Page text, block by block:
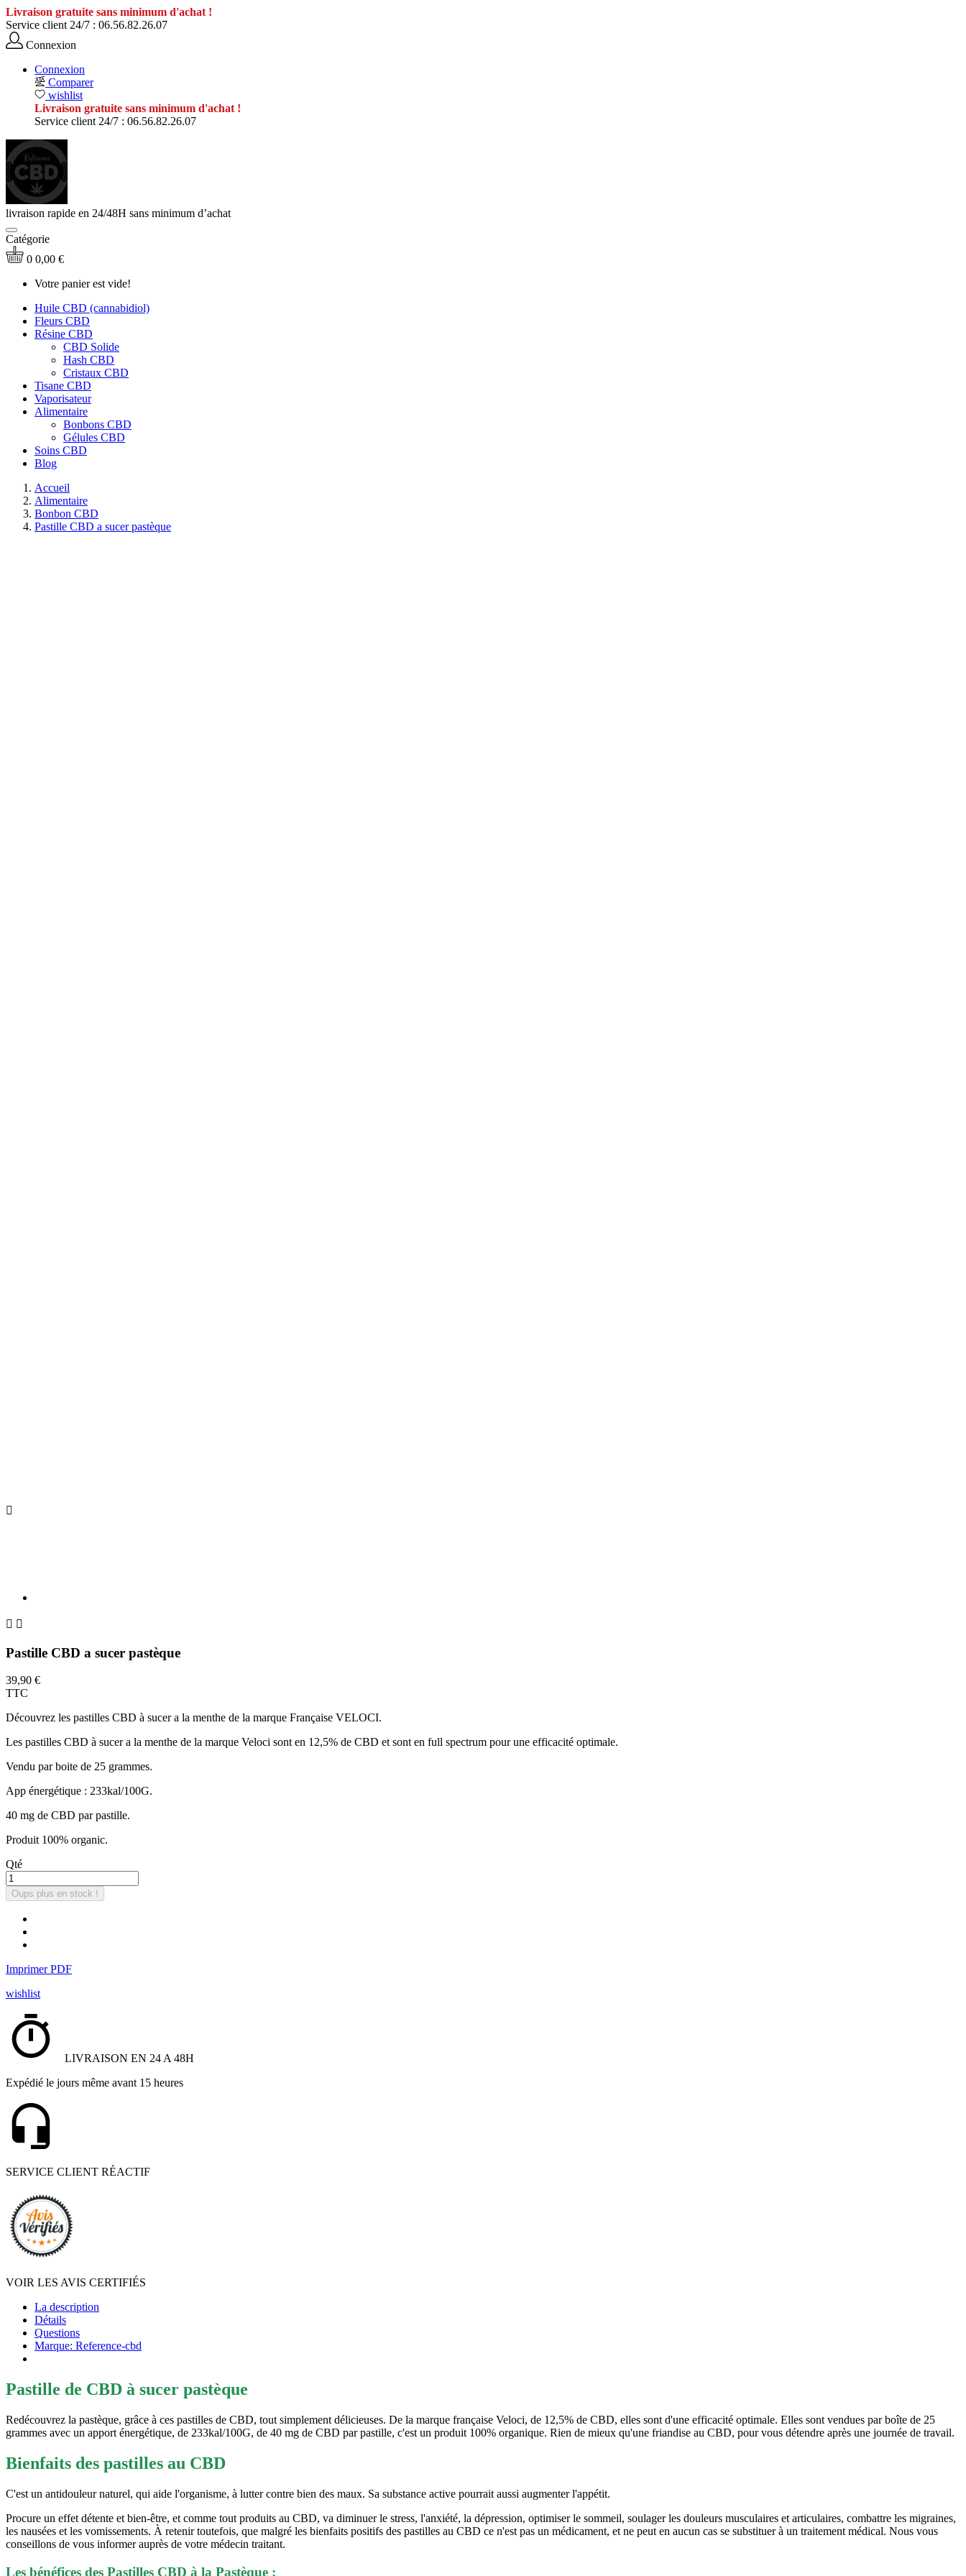
Livraison gratuite sans minimum d'achat !
Service client 24/7 : 06.56.82.26.07
Connexion
Connexion
Comparer
wishlist
Livraison gratuite sans minimum d'achat !
Service client 24/7 : 06.56.82.26.07
livraison rapide en 24/48H sans minimum d’achat
Catégorie
0 0,00 €
Votre panier est vide!
Huile CBD (cannabidiol)
Fleurs CBD
Résine CBD
CBD Solide
Hash CBD
Cristaux CBD
Tisane CBD
Vaporisateur
Alimentaire
Bonbons CBD
Gélules CBD
Soins CBD
Blog
Accueil
Alimentaire
Bonbon CBD
Pastille CBD a sucer pastèque

 
Pastille CBD a sucer pastèque
39,90 €
TTC
Découvrez les pastilles CBD à sucer a la menthe de la marque Française VELOCI.
Les pastilles CBD à sucer a la menthe de la marque Veloci sont en 12,5% de CBD et sont en full spectrum pour une efficacité optimale.
Vendu par boite de 25 grammes.
App énergétique : 233kal/100G.
40 mg de CBD par pastille.
Produit 100% organic.
Qté
Oups plus en stock !
Imprimer PDF
wishlist
LIVRAISON EN 24 A 48H
Expédié le jours même avant 15 heures
SERVICE CLIENT RÉACTIF
VOIR LES AVIS CERTIFIÉS
La description
Détails
Questions
Marque: Reference-cbd
Pastille de CBD à sucer pastèque
Redécouvrez la pastèque, grâce à ces pastilles de CBD, tout simplement délicieuses. De la marque française Veloci, de 12,5% de CBD, elles sont d'une efficacité optimale. Elles sont vendues par boîte de 25
grammes avec un apport énergétique, de 233kal/100G, de 40 mg de CBD par pastille, c'est un produit 100% organique. Rien de mieux qu'une friandise au CBD, pour vous détendre après une journée de travail.
Bienfaits des pastilles au CBD
C'est un antidouleur naturel, qui aide l'organisme, à lutter contre bien des maux. Sa substance active pourrait aussi augmenter l'appétit.
Procure un effet détente et bien-être, et comme tout produits au CBD, va diminuer le stress, l'anxiété, la dépression, optimiser le sommeil, soulager les douleurs musculaires et articulaires, combattre les migraines,
les nausées et les vomissements. À retenir toutefois, que malgré les bienfaits positifs des pastilles au CBD ce n'est pas un médicament, et ne peut en aucun cas se substituer à un traitement médical. Nous vous
conseillons de vous informer auprès de votre médecin traitant.
Les bénéfices des Pastilles CBD à la Pastèque :